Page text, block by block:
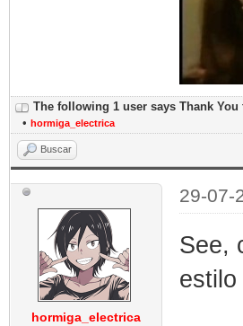
The following 1 user says Thank You
• hormiga_electrica
Buscar
hormiga_electrica
29-07-
See,